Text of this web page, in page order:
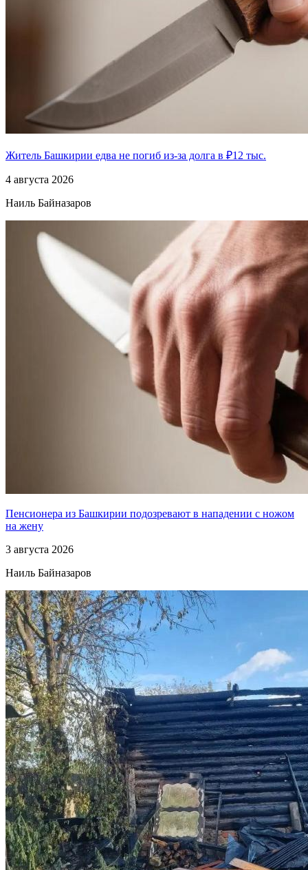
Житель Башкирии едва не погиб из-за долга в ₽12 тыс.
4 августа 2026
Наиль Байназаров
Пенсионера из Башкирии подозревают в нападении с ножом
на жену
3 августа 2026
Наиль Байназаров